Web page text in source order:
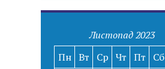
Листопад 2023
Пн Вт Ср Чт Пт Сб